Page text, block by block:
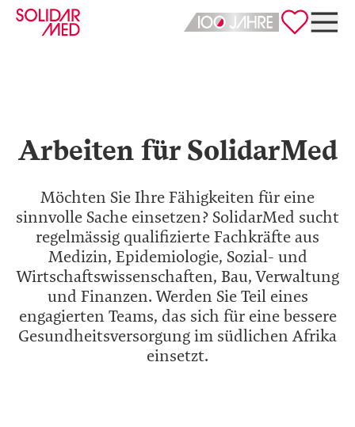
Deutsch
Arbeiten für SolidarMed
Möchten Sie Ihre Fähigkeiten für eine
sinnvolle Sache einsetzen? SolidarMed sucht
regelmässig qualifizierte Fachkräfte aus
Medizin, Epidemiologie, Sozial- und
Wirtschaftswissenschaften, Bau, Verwaltung
und Finanzen. Werden Sie Teil eines
engagierten Teams, das sich für eine bessere
Gesundheitsversorgung im südlichen Afrika
einsetzt.